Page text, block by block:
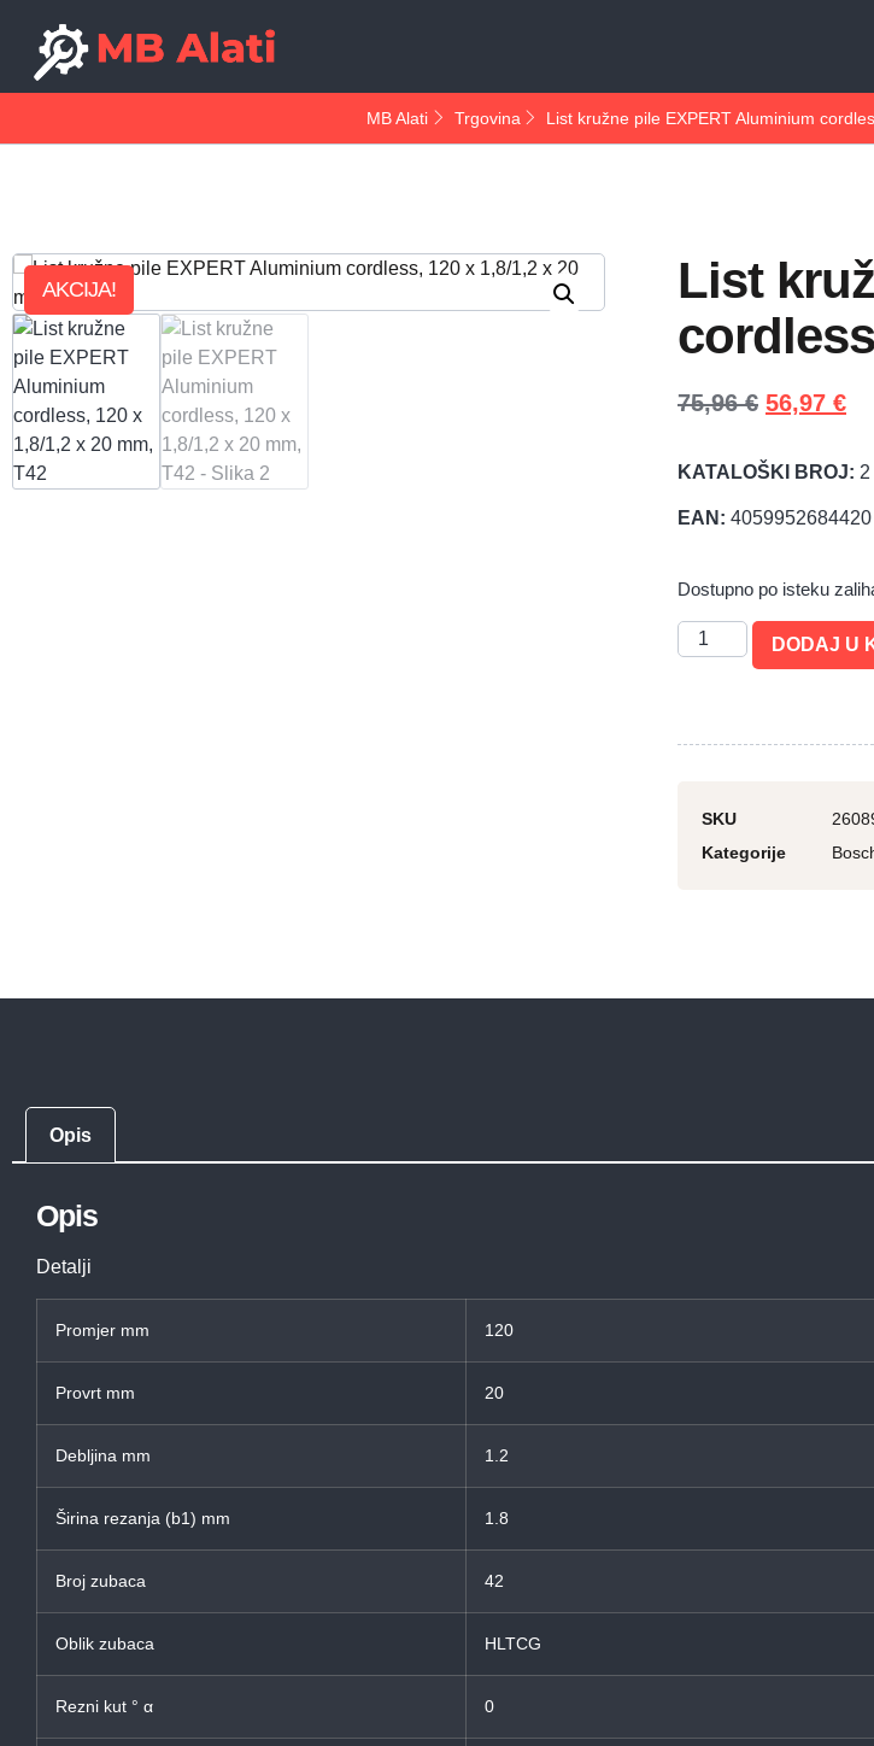
MB Alati Trgovina List kružne pile EXPERT Aluminium
AKCIJA!
List
75,96€ 56,97 €
KATALOŠKI BROJ:
EAN: 4059952684420
Dostupno po isteku
DODAJ U
SKU
Kategorije
Opis
Opis
Detalji
Promjer mm 120
Provrt mm 20
Debljina mm 1.2
Širina rezanja (b1) mm 1.8
Broj zubaca 42
Oblik zubaca HLTCG
Rezni kut ° α 0